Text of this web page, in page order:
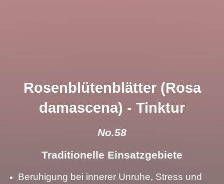
Rosenblütenblätter (Rosa
damascena) - Tinktur
No.58
Traditionelle Einsatzgebiete
Beruhigung bei innerer Unruhe, Stress und